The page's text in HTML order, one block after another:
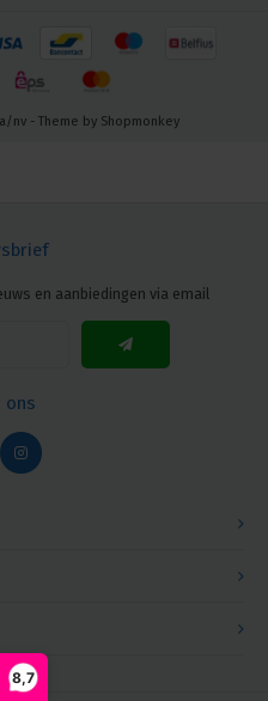
8,7
nv - Theme by Shopmonkey
en aanbiedingen via email
ons